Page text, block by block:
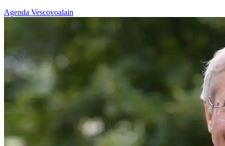
Agenda Vescovoalain